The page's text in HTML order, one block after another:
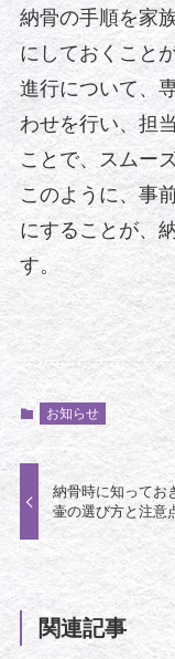
納骨の手順を家
にしておくこと
進行について、
わせを行い、担
ことで、スムー
このように、事
にすることが、
す。
お知らせ
納骨時に知ってお
壷の選び方と注意
関連記事